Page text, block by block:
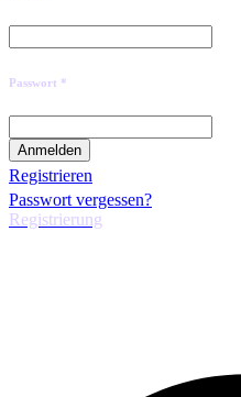
Passwort *
Registrieren
Passwort vergessen?
Registrierung